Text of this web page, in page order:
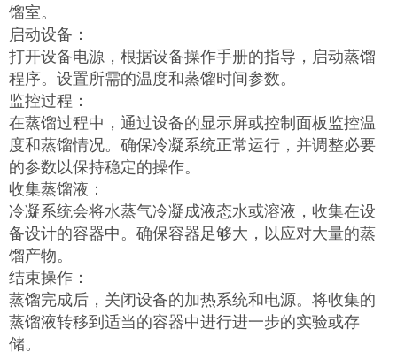
馏室。
启动设备：
打开设备电源，根据设备操作手册的指导，启动蒸馏
程序。设置所需的温度和蒸馏时间参数。
监控过程：
在蒸馏过程中，通过设备的显示屏或控制面板监控温
度和蒸馏情况。确保冷凝系统正常运行，并调整必要
的参数以保持稳定的操作。
收集蒸馏液：
冷凝系统会将水蒸气冷凝成液态水或溶液，收集在设
备设计的容器中。确保容器足够大，以应对大量的蒸
馏产物。
结束操作：
蒸馏完成后，关闭设备的加热系统和电源。将收集的
蒸馏液转移到适当的容器中进行进一步的实验或存
储。